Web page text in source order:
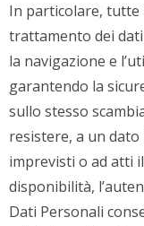
In particolare, tutte
trattamento dei
la navigazione e
garantendo la
sullo stesso
resistere, a un dato
imprevisti o ad atti
disponibilità,
Dati Personali